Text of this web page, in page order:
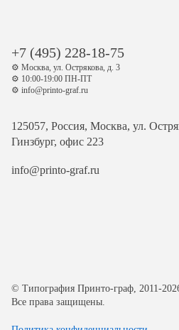
+7 (495) 228-18-75
⚙️ Москва, ул. Острякова, д. 3
⚙️ 10:00-19:00 ПН-ПТ
⚙️ info@printo-graf.ru
125057, Россия, Москва, ул.
Гинзбург, офис 223
info@printo-graf.ru
© Типография Принто-граф, 2011-
Все права защищены.